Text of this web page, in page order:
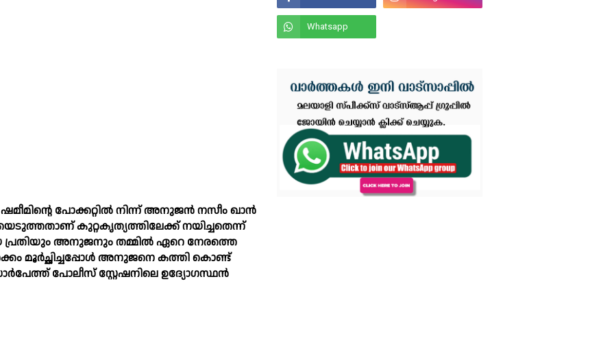
ഷമീമിന്റെ പോക്കറ്റില്‍ നിന്ന് അനുജന്‍ നസീം ഖാൻ
കുറ്റകൃത്യത്തിലേക്ക് നയിച്ചതെന്ന്
അനുജനും തമ്മില്‍ ഏറെ നേരത്തെ
മൂര്‍ച്ഛിച്ചപ്പോള്‍ അനുജനെ കത്തി കൊണ്ട്
പോലീസ് സ്റ്റേഷനിലെ ഉദ്യോഗസ്ഥൻ